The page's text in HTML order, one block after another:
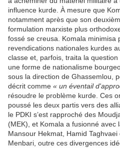
influence kurde. À mesure que
notamment après que son
formulation marxiste plus
fossé se creusa. Komala minimisa
revendications nationales kurdes
classe et, parfois, traita la
une forme de nationalisme
sous la direction de Ghassemlou,
décrit comme « un éventail
résoudre le problème kurde. Ces
poussé les deux partis vers des
le PDKI s’est rapproché des
(MEK), et Komala a fusionné avec
Mansour Hekmat, Hamid
Menbari, outre ces divergences